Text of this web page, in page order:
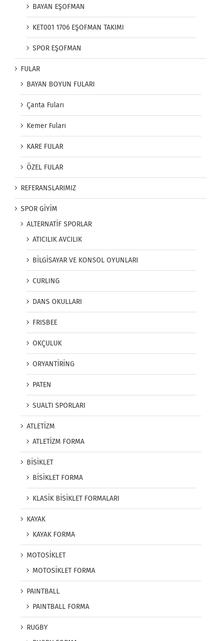
BAYAN EŞOFMAN
KET001 1706 EŞOFMAN TAKIMI
SPOR EŞOFMAN
FULAR
BAYAN BOYUN FULARI
Çanta Fuları
Kemer Fuları
KARE FULAR
ÖZEL FULAR
REFERANSLARIMIZ
SPOR GİYİM
ALTERNATİF SPORLAR
ATICILIK AVCILIK
BİLGİSAYAR VE KONSOL OYUNLARI
CURLING
DANS OKULLARI
FRISBEE
OKÇULUK
ORYANTİRİNG
PATEN
SUALTI SPORLARI
ATLETİZM
ATLETİZM FORMA
BİSİKLET
BİSİKLET FORMA
KLASİK BİSİKLET FORMALARI
KAYAK
KAYAK FORMA
MOTOSİKLET
MOTOSİKLET FORMA
PAINTBALL
PAINTBALL FORMA
RUGBY